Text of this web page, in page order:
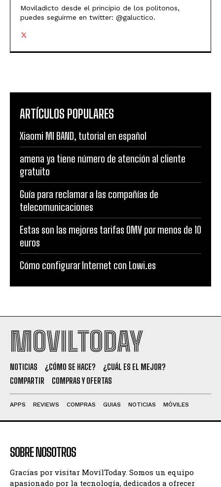
Moviladicto desde el principio de los politonos,
puedes seguirme en twitter: @galuctico.
ARTÍCULOS POPULARES
Xiaomi MI BAND, tutorial en español
amena ya tiene número de atención al cliente
gratuito
Guía para reclamar a las compañías de
telecomunicaciones
Estas son las mejores tarifas OMV por menos de 10
euros
Cómo configurar Internet con Lowi.es
MOVILTODAY
NOTICIAS ¿CÓMO SE HACE?
¿CUÁL ES EL MEJOR?
COMPARTIR
COMPRAS Y OFERTAS
APPS REVIEWS COMPRAS GUIAS NOTICIAS MÓVILES
SOBRE NOSOTROS
Gracias por visitar MovilToday. Somos un equipo
apasionado por la tecnología, dedicados a ofrecer